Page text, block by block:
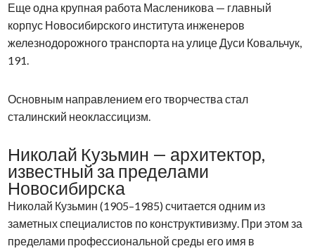
Еще одна крупная работа Масленикова — главный
корпус Новосибирского института инженеров
железнодорожного транспорта на улице Дуси Ковальчук,
191.
Основным направлением его творчества стал
сталинский неоклассицизм.
Николай Кузьмин — архитектор,
известный за пределами
Новосибирска
Николай Кузьмин (1905–1985) считается одним из
заметных специалистов по конструктивизму. При этом за
пределами профессиональной среды его имя в